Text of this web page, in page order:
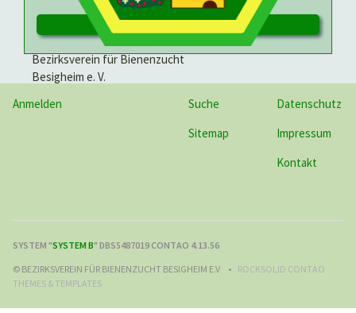
Bezirksverein für Bienenzucht
Besigheim e. V.
Suchen
Anmelden
Suche
Sitemap
Datenschutz
Impressum
Kontakt
SYSTEM "SYSTEM B" DBS5487019 CONTAO 4.13.56
© BEZIRKSVEREIN FÜR BIENENZUCHT BESIGHEIM E.V
ROCKSOLID CONTAO
THEMES & TEMPLATES